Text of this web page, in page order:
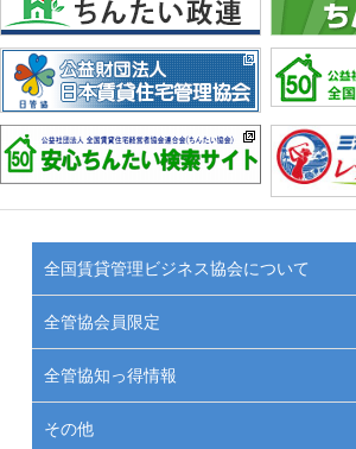
全国賃貸管理ビジネス協会について
全管協会員限定
全管協知っ得情報
その他